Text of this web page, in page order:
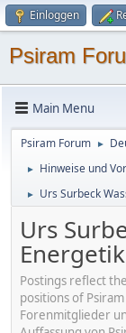
Einloggen
Psiram
Main Menu
Psiram Forum ►
► Hinweise und
► Urs Surbeck
Urs
Postings reflect
positions of
Forenmitglieder